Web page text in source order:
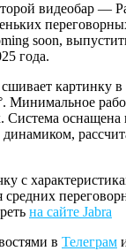
видеобар —
soon,
года.
картинку
Минимальное
Система оснащена
с
средних
на сайте Jabra
в Телеграм